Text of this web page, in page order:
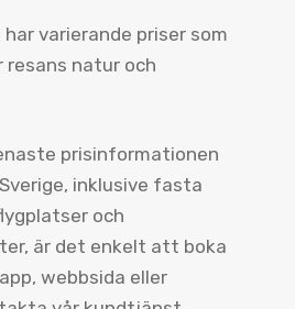
har varierande priser som
natur och
prisinformationen
inklusive fasta
och
är det enkelt att boka
webbsida eller